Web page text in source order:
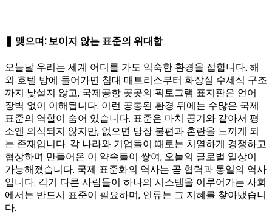
❚ 맺으며: 보이지 않는 표준의 위대함
오늘날 우리는 세계 어디를 가도 익숙한 환경을 접합니다. 해
외 호텔 방에 들어가면 침대 매트리스부터 화장실 수세식 구조
까지 낯설지 않고, 국제공항 곳곳의 픽토그램 표지판은 언어
장벽 없이 이해됩니다. 이런 공통된 환경 뒤에는 수많은 국제
표준의 역할이 숨어 있습니다. 표준은 마치 공기와 같아서 평
소엔 의식되지 않지만, 없으면 당장 불편과 혼란을 느끼게 되
는 존재입니다. 각 나라와 기업들이 때로는 치열하게 경쟁하고
협상하며 만들어온 이 약속들이 쌓여, 오늘의 글로벌 일상이
가능해졌습니다. 국제 표준화의 역사는 곧 협력과 통일의 역사
입니다. 각기 다른 사람들이 하나의 시스템을 이루어가는 사회
에서는 반드시 표준이 필요하며, 인류는 그 지혜를 찾아냈습니
다.